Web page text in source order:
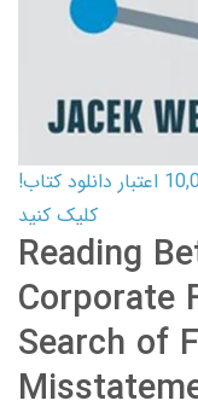
کارت اعتباری کتاب دانلود با 10,000,000 اعتبار دانلود کتاب!
کلیک کنید
Reading
Corporate
Search of